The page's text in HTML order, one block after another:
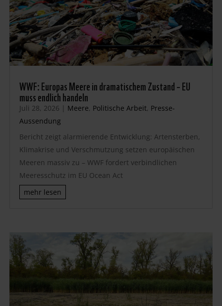
WWF: Europas Meere in dramatischem Zustand – EU
muss endlich handeln
Juli 28, 2026 | Meere, Politische Arbeit, Presse-
Aussendung
Bericht zeigt alarmierende Entwicklung: Artensterben,
Klimakrise und Verschmutzung setzen europäischen
Meeren massiv zu – WWF fordert verbindlichen
Meeresschutz im EU Ocean Act
mehr lesen